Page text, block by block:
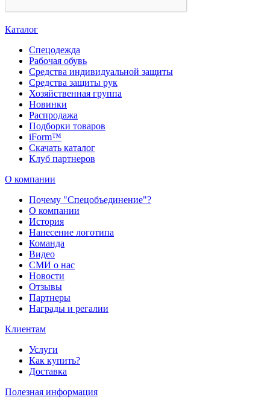
Каталог
Спецодежда
Рабочая обувь
Средства индивидуальной защиты
Средства защиты рук
Хозяйственная группа
Новинки
Распродажа
Подборки товаров
iForm™
Скачать каталог
Клуб партнеров
О компании
Почему "Спецобъединение"?
О компании
История
Нанесение логотипа
Команда
Видео
СМИ о нас
Новости
Отзывы
Партнеры
Награды и регалии
Клиентам
Услуги
Как купить?
Доставка
Полезная информация